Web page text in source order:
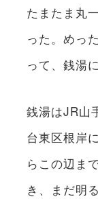
たまたま丸
った。めっ
って、銭湯
銭湯はJR山
台東区根岸
らこの辺ま
き、まだ明